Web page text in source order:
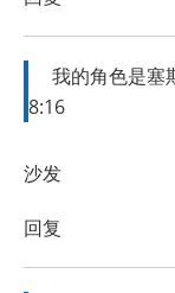
我的角色是塞
8:16
沙发
回复